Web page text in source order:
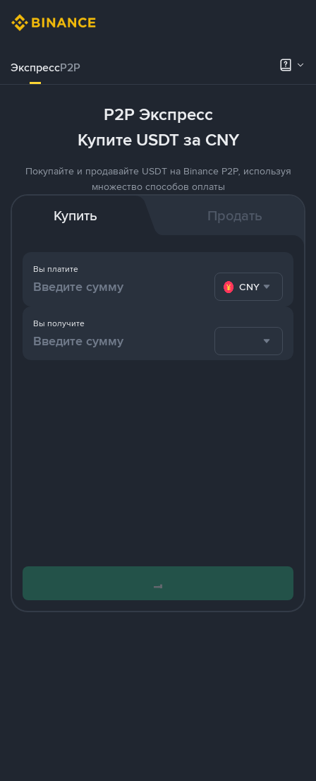
ЭкспрессP2P
P2P Экспресс
Купите USDT за CNY
Покупайте и продавайте USDT на Binance P2P, используя
множество способов оплаты
Купить Продать
Вы платите
CNY
Вы получите